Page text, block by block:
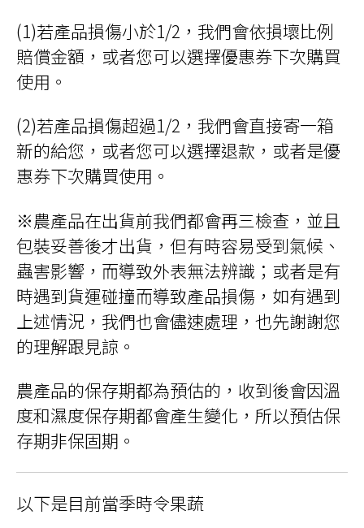
(1)若產品損傷小於1/2，我們會依損壞比例
賠償金額，或者您可以選擇優惠券下次購買
使用。
(2)若產品損傷超過1/2，我們會直接寄一箱
新的給您，或者您可以選擇退款，或者是優
惠券下次購買使用。
※農產品在出貨前我們都會再三檢查，並且
包裝妥善後才出貨，但有時容易受到氣候、
蟲害影響，而導致外表無法辨識；或者是有
時遇到貨運碰撞而導致產品損傷，如有遇到
上述情況，我們也會儘速處理，也先謝謝您
的理解跟見諒。
農產品的保存期都為預估的，收到後會因溫
度和濕度保存期都會產生變化，所以預估保
存期非保固期。
以下是目前當季時令果蔬